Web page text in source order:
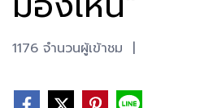
1176 จำนวนผู้เข้าชม |